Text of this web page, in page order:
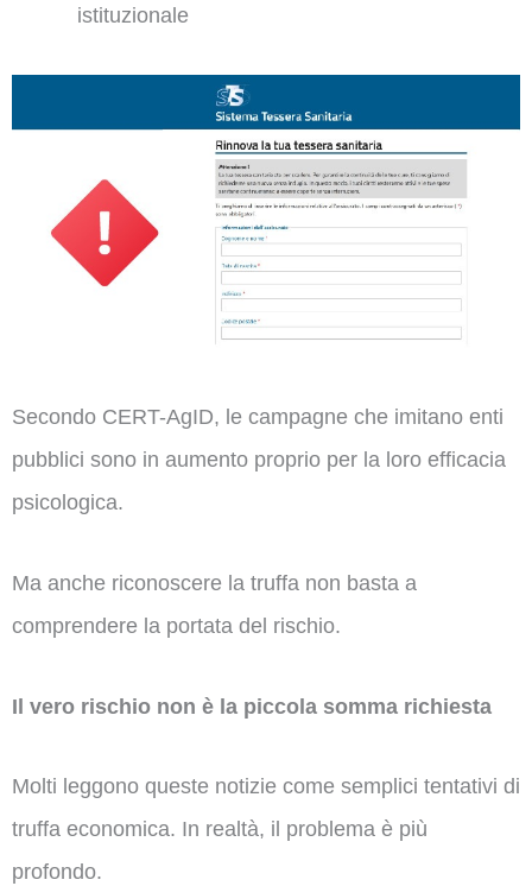
istituzionale
Secondo CERT-AgID, le campagne che imitano enti
pubblici sono in aumento proprio per la loro efficacia
psicologica.
Ma anche riconoscere la truffa non basta a
comprendere la portata del rischio.
Il vero rischio non è la piccola somma richiesta
Molti leggono queste notizie come semplici tentativi di
truffa economica. In realtà, il problema è più
profondo.